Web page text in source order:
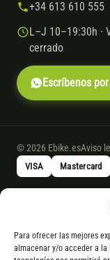
Para ofrecer las mejores
almacenar y/o acceder a
+34 613 610 555
L–J 10–19:30h ·
cerrado
Escríbenos
© 2026 Ebike.esAviso
VISA Mastercard
* Financiación